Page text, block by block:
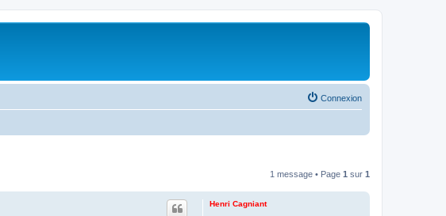
Connexion
1 message • Page 1 sur 1
Henri Cagniant